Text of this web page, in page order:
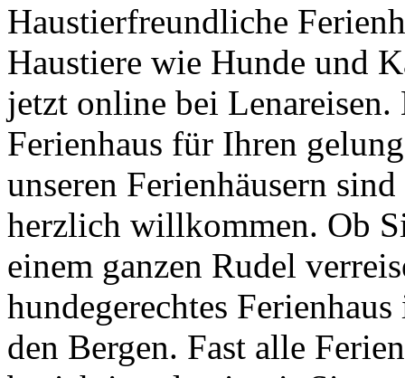
Haustierfreundliche
Haustiere wie Hunde und
jetzt online bei Lenareisen.
Ferienhaus für Ihren
unseren Ferienhäusern
herzlich willkommen. Ob
einem ganzen Rudel
hundegerechtes
den Bergen. Fast alle